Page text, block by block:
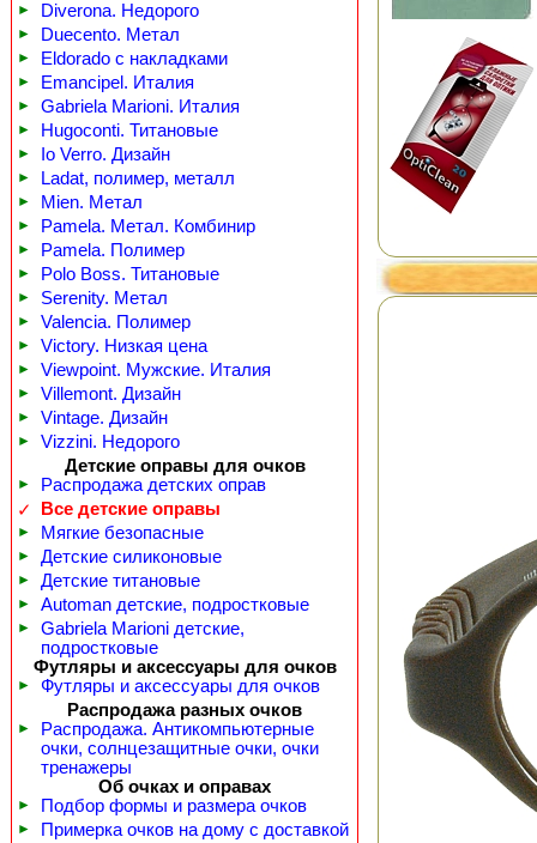
► Diverona. Недорого
► Duecento. Метал
► Eldorado с накладками
► Emancipel. Италия
► Gabriela Marioni. Италия
► Hugoconti. Титановые
► Io Verro. Дизайн
► Ladat, полимер, металл
► Mien. Метал
► Pamela. Метал. Комбинир
► Pamela. Полимер
► Polo Boss. Титановые
► Serenity. Метал
► Valencia. Полимер
► Victory. Низкая цена
► Viewpoint. Мужские. Италия
► Villemont. Дизайн
► Vintage. Дизайн
►
Vizzini. Недорого
Детские оправы для очков
►
Распродажа детских оправ
✓
Все детские оправы
► Мягкие безопасные
► Детские силиконовые
► Детские титановые
► Automan детские, подростковые
►
Gabriela Marioni детские,
подростковые
Футляры и аксессуары для очков
►
Футляры и аксессуары для очков
Распродажа разных очков
►
Распродажа. Антикомпьютерные
очки, солнцезащитные очки, очки
тренажеры
Об очках и оправах
► Подбор формы и размера очков
► Примерка очков на дому с доставкой